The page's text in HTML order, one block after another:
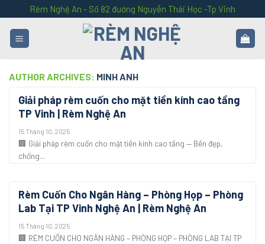
to
content
Rèm Nghệ An - Số 82 đường Nguyễn Thái Học -Tp Vinh
AUTHOR ARCHIVES: MINH ANH
Giải pháp rèm cuốn cho mặt tiền kính cao tầng
TP Vinh | Rèm Nghệ An
15 Tháng 10, 2025
🏢 Giải pháp rèm cuốn cho mặt tiền kính cao tầng — Bền đẹp,
chống...
Rèm Cuốn Cho Ngân Hàng – Phòng Họp – Phòng
Lab Tại TP Vinh Nghệ An | Rèm Nghệ An
15 Tháng 10, 2025
🏢 RÈM CUỐN CHO NGÂN HÀNG – PHÒNG HỌP – PHÒNG LAB TẠI TP